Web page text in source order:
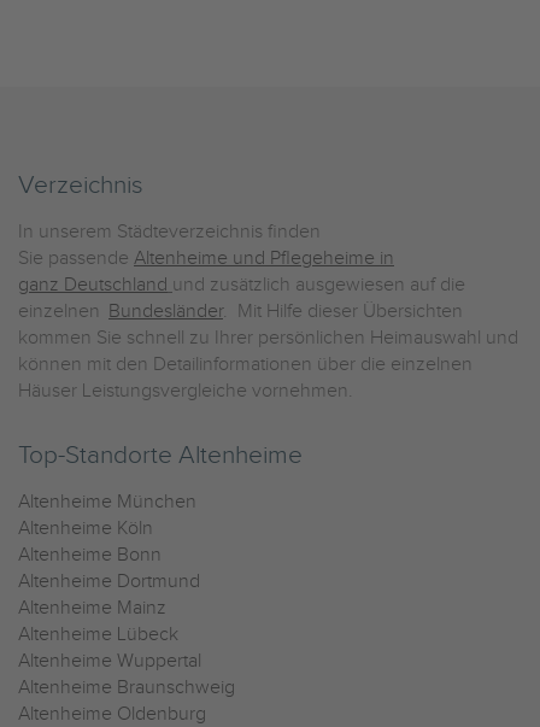
Verzeichnis
In unserem Städteverzeichnis finden
Sie passende Altenheime und Pflegeheime in
ganz Deutschland und zusätzlich ausgewiesen auf die
einzelnen Bundesländer. Mit Hilfe dieser Übersichten
kommen Sie schnell zu Ihrer persönlichen Heimauswahl und
können mit den Detailinformationen über die einzelnen
Häuser Leistungsvergleiche vornehmen.
Top-Standorte Altenheime
Altenheime München
Altenheime Köln
Altenheime Bonn
Altenheime Dortmund
Altenheime Mainz
Altenheime Lübeck
Altenheime Wuppertal
Altenheime Braunschweig
Altenheime Oldenburg